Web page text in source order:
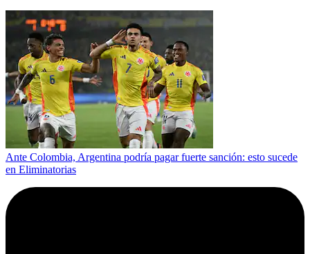
Ante Colombia, Argentina podría pagar fuerte sanción: esto sucede
en Eliminatorias